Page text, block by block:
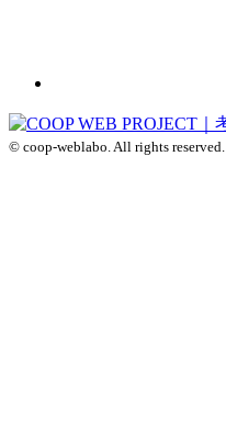
© coop-weblabo. All rights reserved.